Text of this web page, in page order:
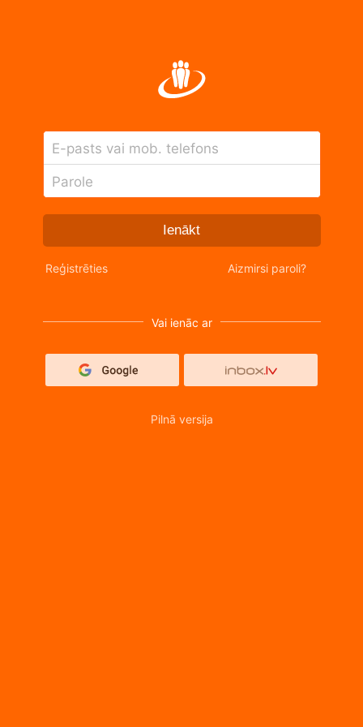
E-pasts vai mob. telefons
Parole
Ienākt
Reģistrēties Aizmirsi paroli?
Vai ienāc ar
Pilnā versija